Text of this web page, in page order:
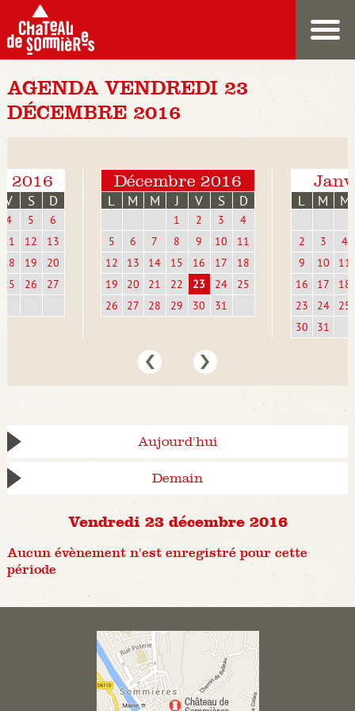
AGENDA VENDREDI 23
DÉCEMBRE 2016
2016
V S D
4 5
6
11
12
13
18
19
20
25
26 27
Décembre 2016
L M M J V S D
1 2 3
4
5
6 7 8 9 10
11
12
13 14 15 16 17
18
19
20 21 22 23 24
25
26
27 28 29 30 31
L M M
2 3
4
9
10
11
16
17
18
23
24
25
30
31
Aujourd'hui
Demain
Vendredi 23 décembre 2016
Aucun évènement n'est enregistré pour cette
période